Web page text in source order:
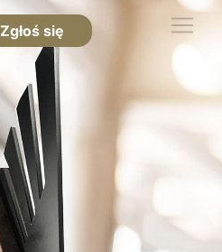
Zgłoś się